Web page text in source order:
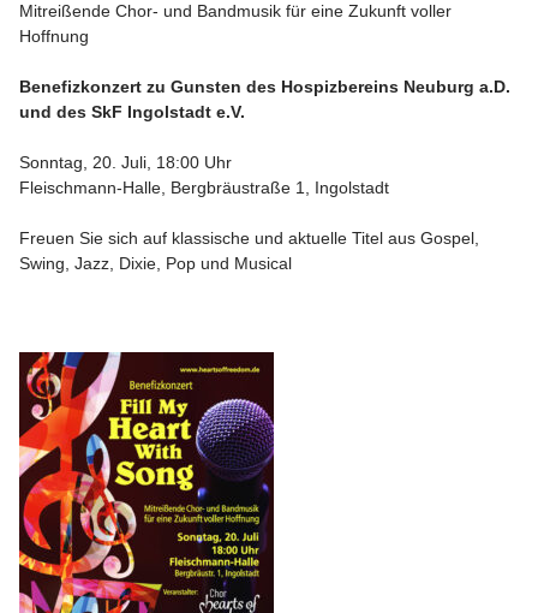
Mitreißende Chor- und Bandmusik für eine Zukunft voller
Hoffnung
Benefizkonzert zu Gunsten des Hospizbereins Neuburg a.D.
und des SkF Ingolstadt e.V.
Sonntag, 20. Juli, 18:00 Uhr
Fleischmann-Halle, Bergbräustraße 1, Ingolstadt
Freuen Sie sich auf klassische und aktuelle Titel aus Gospel,
Swing, Jazz, Dixie, Pop und Musical